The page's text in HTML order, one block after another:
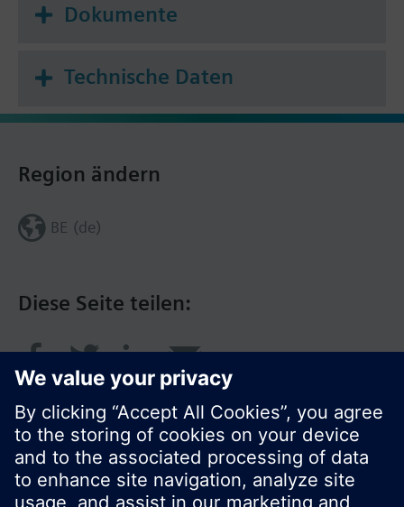
Dokumente
Technische Daten
Diese Seite teilen:
Region ändern
BE (de)